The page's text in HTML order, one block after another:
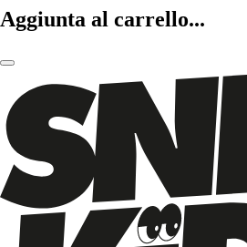
Aggiunta al carrello...